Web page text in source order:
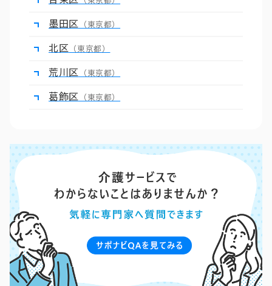
墨田区 （東京都）
北区 （東京都）
荒川区 （東京都）
葛飾区 （東京都）